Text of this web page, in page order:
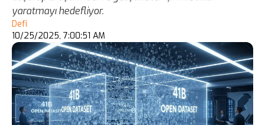
yaratmayı hedefliyor.
Defi
10/25/2025, 7:00:51 AM